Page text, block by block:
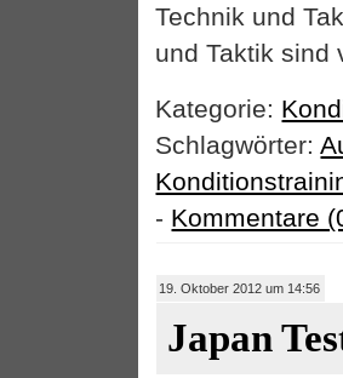
Technik und
und Taktik sind
Kategorie:
Schlagwörter:
- Kommentare
19. Oktober 2012 um 14:56
Japan